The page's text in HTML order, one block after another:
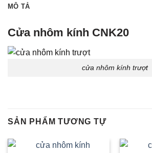
MÔ TẢ
Cửa nhôm kính CNK20
cửa nhôm kính trượt
SẢN PHẨM TƯƠNG TỰ